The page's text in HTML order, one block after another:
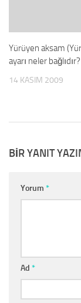
Yürüyen aksam
ayarı neler bağlıdır?
14 KASIM 2009
BIR YANIT
Yorum *
Ad *